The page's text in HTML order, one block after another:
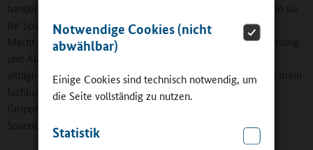
Notwendige Cookies (nicht
abwählbar)
Einige Cookies sind technisch notwendig, um
die Seite vollständig zu nutzen.
Statistik
handeln auch in dieser Rolle in der Schule. Wir sensibilisieren sie
für Spannungsverhältnisse im pädagogischen Handeln – wie
Macht und Symmetrie, Nähe und Distanz, fachliche Orientierung
und Alltagsorientierung. Interessiert mich zum Beispiel das
alltägliche Handlungsproblem des Schülers oder möchte ich mein
fachliches Wissen als Künstler rüberbringen? Sobald ich mit
Gruppen ein pädagogisches Ziel verfolge, wirken solche
Spannungsverhältnisse.